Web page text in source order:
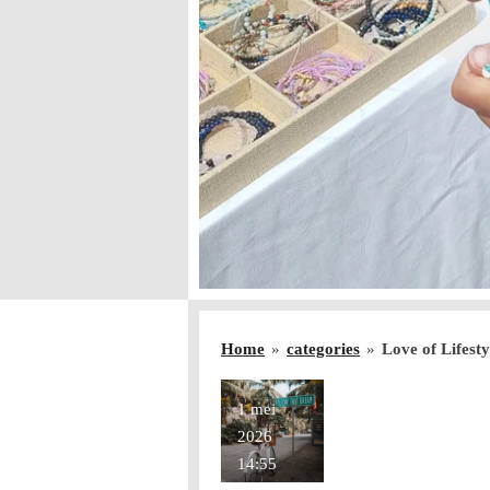
Home » categories » Love of
1 mei
2026
14:55